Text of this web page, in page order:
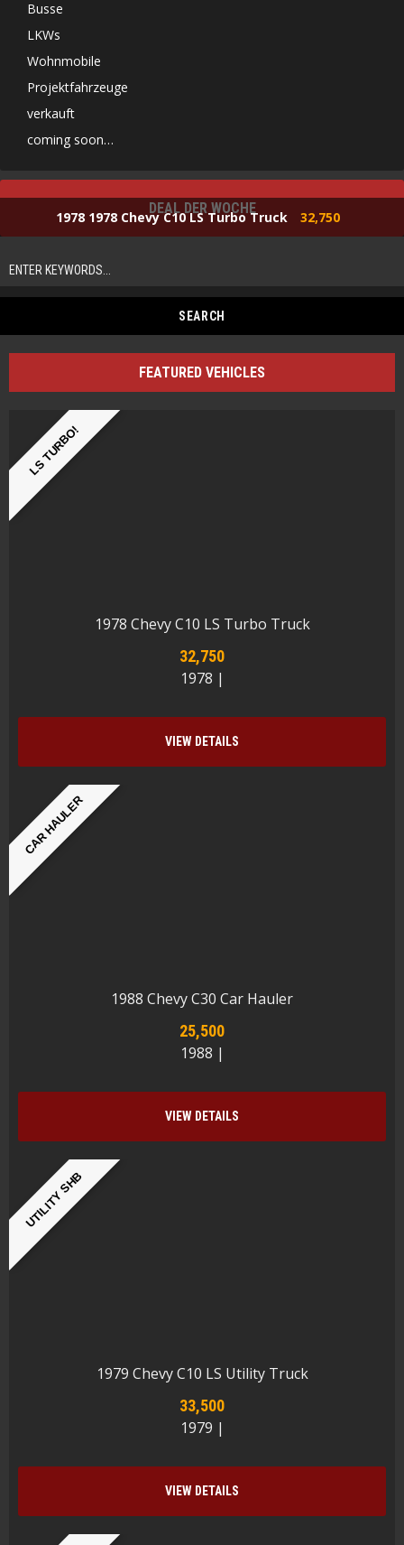
Busse
LKWs
Wohnmobile
Projektfahrzeuge
verkauft
coming soon…
DEAL DER WOCHE
1978 1978 Chevy C10 LS Turbo Truck 32,750
FEATURED VEHICLES
LS TURBO!
1978 Chevy C10 LS Turbo Truck
32,750
1978 |
VIEW DETAILS
CAR HAULER
1988 Chevy C30 Car Hauler
25,500
1988 |
VIEW DETAILS
UTILITY SHB
1979 Chevy C10 LS Utility Truck
33,500
1979 |
VIEW DETAILS